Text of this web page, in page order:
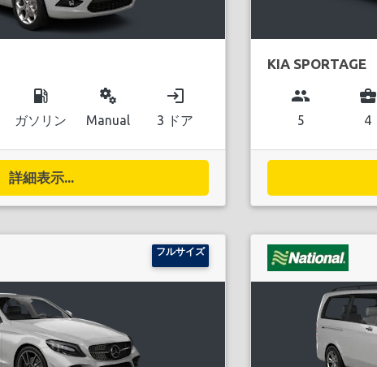
local_gas_station
ガソリン
miscellaneous_services
Manual
login
3 ドア
詳細表示...
KIA SPORTAGE
group
5
business_center
4
フルサイズ